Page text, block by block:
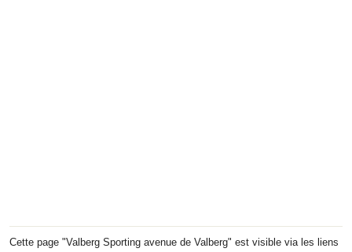
Cette page "Valberg Sporting avenue de Valberg" est visible via les liens